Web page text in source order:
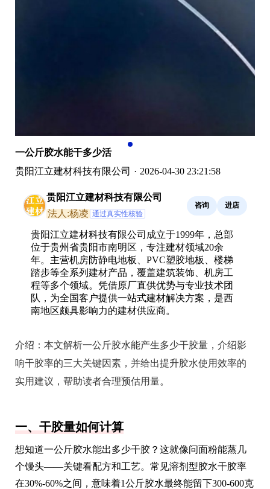
一公斤胶水能干多少活
贵阳江立建材科技有限公司 · 2026-04-30 23:21:58
贵阳江立建材科技有限公司
法人:杨凌 通过真实性核验
咨询 进店
贵阳江立建材科技有限公司成立于1999年，总部
位于贵州省贵阳市南明区，专注建材领域20余
年。主营机房防静电地板、PVC塑胶地板、楼梯
踏步等全系列建材产品，覆盖建筑装饰、机房工
程等多个领域。凭借原厂直供优势与专业技术团
队，为全国客户提供一站式建材解决方案，是西
南地区颇具影响力的建材供应商。
介绍： 本文解析一公斤胶水能产生多少干胶量，介绍影
响干胶率的三大关键因素，并给出提升胶水使用效率的
实用建议，帮助读者合理预估用量。
一、干胶量如何计算
想知道一公斤胶水能出多少干胶？这就像问面粉能蒸几
个馒头——关键看配方和工艺。常见溶剂型胶水干胶率
在30%-60%之间，意味着1公斤胶水最终能留下300-600克